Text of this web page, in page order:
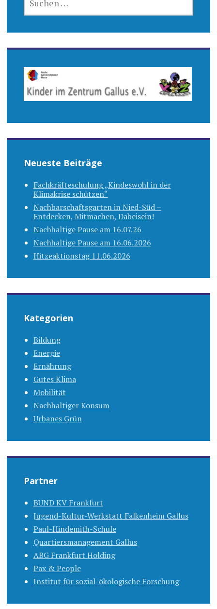
NACH:
Neueste Beiträge
Fachkräfteschulung „Kindeswohl in der
Klimakrise schützen“
Nachbarschaftsgarten in Nied-Süd –
Entdecken, Mitmachen, Dabeisein!
Nachhaltige Pause am 16.07.26
Nachhaltige Pause am 16.06.2026
Hitzeaktionstag 11.06.2026
Kategorien
Bildung
Energie
Ernährung
Gutes Klima
Mobilität
Nachhaltiger Konsum
Urbanes Grün
Partner
BUND KV Frankfurt
Jugend-Kultur-Werkstatt Falkenheim Gallus
Paul-Hindemith-Schule
Quartiersmanagement Gallus
ABG Frankfurt Holding
Pax & People
Institut für sozial-ökologische Forschung